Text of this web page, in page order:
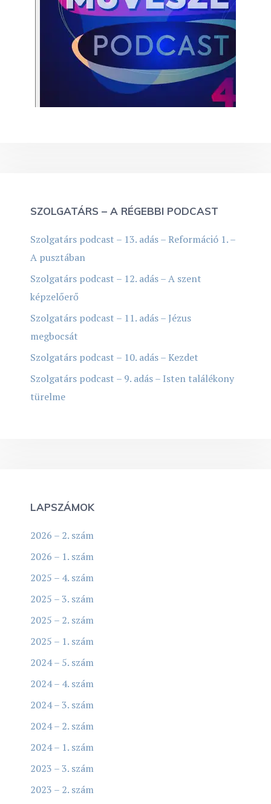
SZOLGATÁRS – A RÉGEBBI PODCAST
Szolgatárs podcast – 13. adás – Reformáció 1. –
A pusztában
Szolgatárs podcast – 12. adás – A szent
képzelőerő
Szolgatárs podcast – 11. adás – Jézus
megbocsát
Szolgatárs podcast – 10. adás – Kezdet
Szolgatárs podcast – 9. adás – Isten találékony
türelme
LAPSZÁMOK
2026 – 2. szám
2026 – 1. szám
2025 – 4. szám
2025 – 3. szám
2025 – 2. szám
2025 – 1. szám
2024 – 5. szám
2024 – 4. szám
2024 – 3. szám
2024 – 2. szám
2024 – 1. szám
2023 – 3. szám
2023 – 2. szám